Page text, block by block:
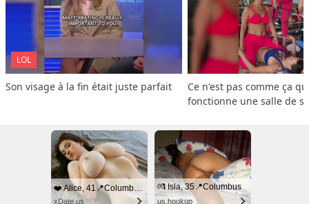
LOL
Son visage à la fin était juste parfait
Ce n'est pas comme ça
fonctionne une salle de